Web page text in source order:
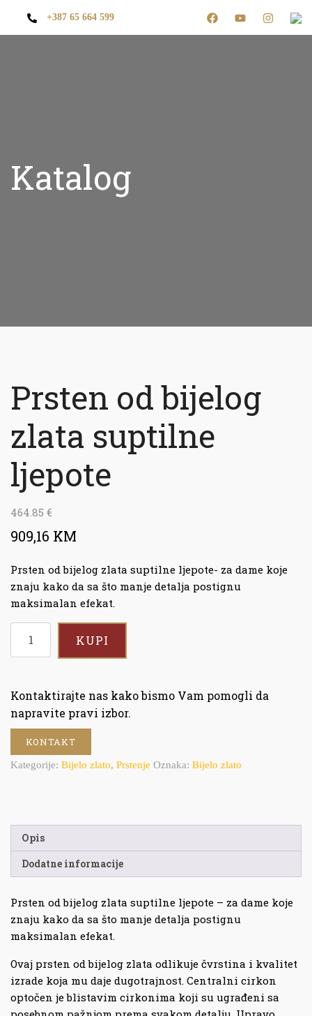
+387 65 664 599
Katalog
Prsten od bijelog
zlata suptilne
ljepote
464.85 €
909,16 KM
Prsten od bijelog zlata suptilne ljepote- za dame koje
znaju kako da sa što manje detalja postignu
maksimalan efekat.
KUPI
Kontaktirajte nas kako bismo Vam pomogli da
napravite pravi izbor.
KONTAKT
Kategorije: Bijelo zlato, Prstenje Oznaka: Bijelo zlato
Opis
Dodatne informacije
Prsten od bijelog zlata suptilne ljepote – za dame koje
znaju kako da sa što manje detalja postignu
maksimalan efekat.
Ovaj prsten od bijelog zlata odlikuje čvrstina i kvalitet
izrade koja mu daje dugotrajnost. Centralni cirkon
optočen je blistavim cirkonima koji su ugrađeni sa